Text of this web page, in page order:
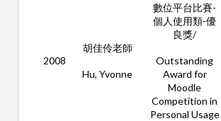
2008
胡佳伶老師
Hu, Yvonne
數位平台比賽-
個人使用類-優
良獎/
Outstanding
Award for
Moodle
Competition in
Personal Usage